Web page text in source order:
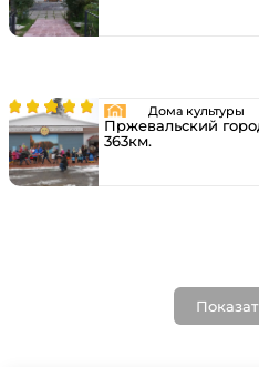
Дома культуры
Пржевальский
363км.